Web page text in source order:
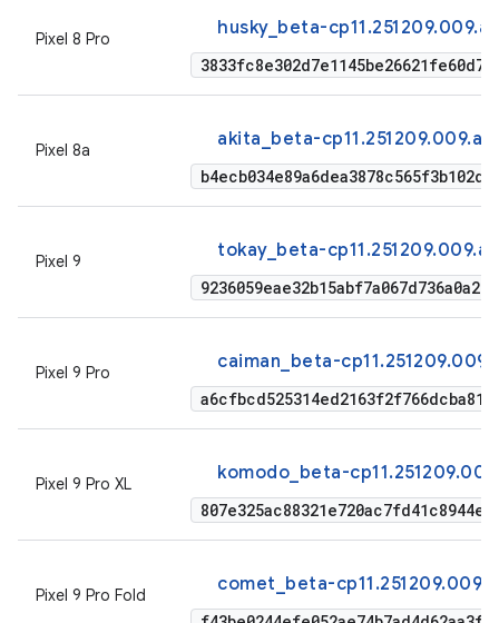
Pixel 8 Pro husky_beta-
Pixel 8a akita_beta-
Pixel 9 tokay_beta-
Pixel 9 Pro caiman_beta-
Pixel 9 Pro XL komodo_beta-
Pixel 9 Pro Fold comet_beta-